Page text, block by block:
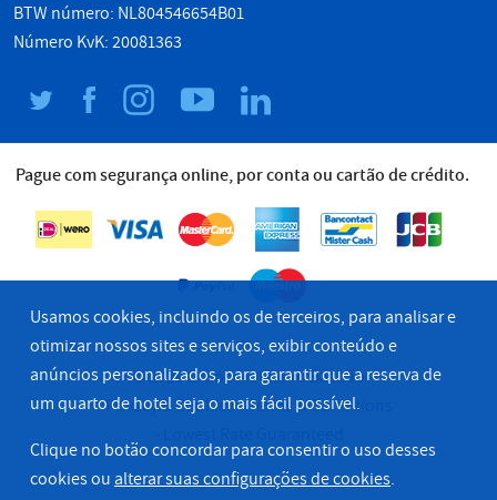
BTW número: NL804546654B01
Número KvK: 20081363
Pague com segurança online, por conta ou cartão de crédito.
© 2026 Grupo Hoteleiro Bastião
Privacy & Cookies Terms & Conditions
Usamos cookies, incluindo os de terceiros, para analisar e
otimizar nossos sites e serviços, exibir conteúdo e
anúncios personalizados, para garantir que a reserva de
um quarto de hotel seja o mais fácil possível.
Clique no botão concordar para consentir o uso desses
cookies ou alterar suas configurações de cookies.